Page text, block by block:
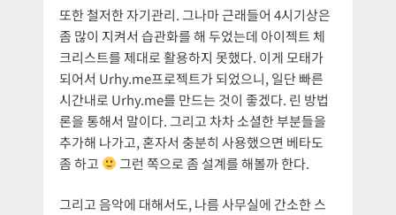
또한 철저한 자기관리. 그나마 근래들어 4시기상은
좀 많이 지켜서 습관화를 해 두었는데 아이젝트 체
크리스트를 제대로 활용하지 못했다. 이게 모태가
되어서 Urhy.me프로젝트가 되었으니, 일단 빠른
시간내로 Urhy.me를 만드는 것이 좋겠다. 린 방법
론을 통해서 말이다. 그리고 차차 소셜한 부분들을
추가해 나가고, 혼자서 충분히 사용했으면 베타도
좀 하고
그런 쪽으로 좀 설계를 해볼까 한다.
그리고 음악에 대해서도, 나름 사무실에 간소한 스